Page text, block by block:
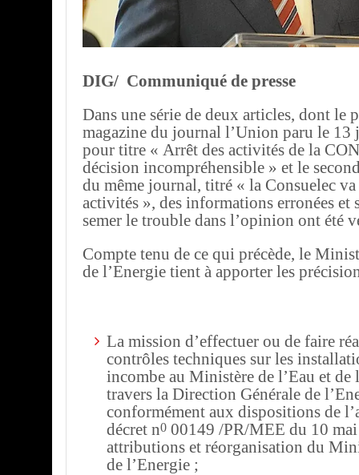
DIG/ Communiqué de presse
Dans une série de deux articles, dont le
magazine du journal l’Union paru le 13
pour titre « Arrêt des activités de la
décision incompréhensible » et le
du même journal, titré « la Consuelec va
activités », des informations erronées et
semer le trouble dans l’opinion ont été
Compte tenu de ce qui précède, le
de l’Energie tient à apporter les
La mission d’effectuer ou de faire
contrôles techniques sur les
incombe au Ministère de l’Eau et de
travers la Direction Générale de
conformément aux dispositions de
décret n0 00149 /PR/MEE du 10
attributions et réorganisation du
de l’Energie ;